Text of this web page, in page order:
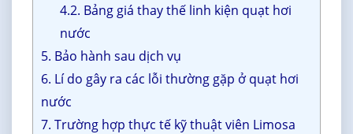
4.2. Bảng giá thay thế linh kiện quạt hơi
nước
5. Bảo hành sau dịch vụ
6. Lí do gây ra các lỗi thường gặp ở quạt hơi
nước
7. Trường hợp thực tế kỹ thuật viên Limosa